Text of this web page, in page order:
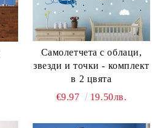
Самолетчета с облаци,
звезди и точки - комплект
в 2 цвята
€9.97
19.50лв.